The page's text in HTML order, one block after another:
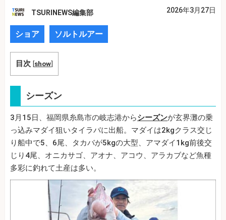
TSURINEWS編集部 2026年3月27日
ショア ソルトルアー
目次 [show]
シーズン
3月15日、福岡県糸島市の岐志港からシーズンが玄界灘の乗
っ込みマダイ狙いタイラバに出船。マダイは2kgクラス交じ
り船中で5、6尾、タカバが5kgの大型、アマダイ1kg前後交
じり4尾、オニカサゴ、アオナ、アコウ、アラカブなど魚種
多彩に釣れて土産は多い。